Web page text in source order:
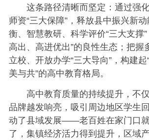
这条路径清晰而坚定：通过强
师资“三大保障”，释放县中振兴新
衡、智慧教研、科学评价“三大支撑
高出、高进优出”的良性生态；把握
立校、开放办学“三大导向”，构建
美与共”的高中教育格局。
高中教育质量的持续提升，不
品牌越发响亮，吸引周边地区学生
动了县域发展——老百姓在家门口
了，集镇经济活力得到提升，区域